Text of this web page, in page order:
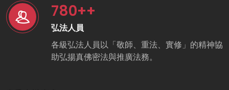
780++
弘法人員
各級弘法人員以「敬師、重法、實修」的精神協
助弘揚真佛密法與推廣法務。